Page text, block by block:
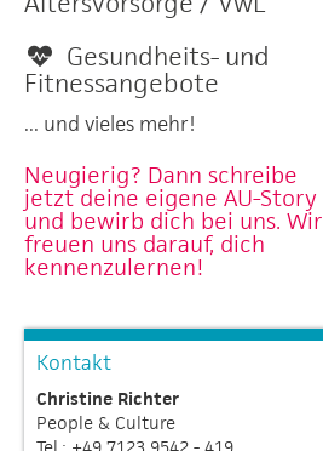
Gesundheits- und
Fitnessangebote
... und vieles mehr!
Neugierig? Dann schreibe
jetzt deine eigene AU-Story
und bewirb dich bei uns. Wir
freuen uns darauf, dich
kennenzulernen!
Kontakt
Christine Richter
People & Culture